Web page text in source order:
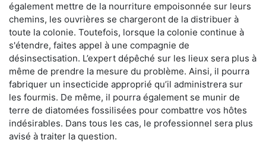
également mettre de la nourriture empoisonnée sur leurs
chemins, les ouvrières se chargeront de la distribuer à
toute la colonie. Toutefois, lorsque la colonie continue à
s'étendre, faites appel à une compagnie de
désinsectisation. L’expert dépêché sur les lieux sera plus à
même de prendre la mesure du problème. Ainsi, il pourra
fabriquer un insecticide approprié qu’il administrera sur
les fourmis. De même, il pourra également se munir de
terre de diatomées fossilisées pour combattre vos hôtes
indésirables. Dans tous les cas, le professionnel sera plus
avisé à traiter la question.